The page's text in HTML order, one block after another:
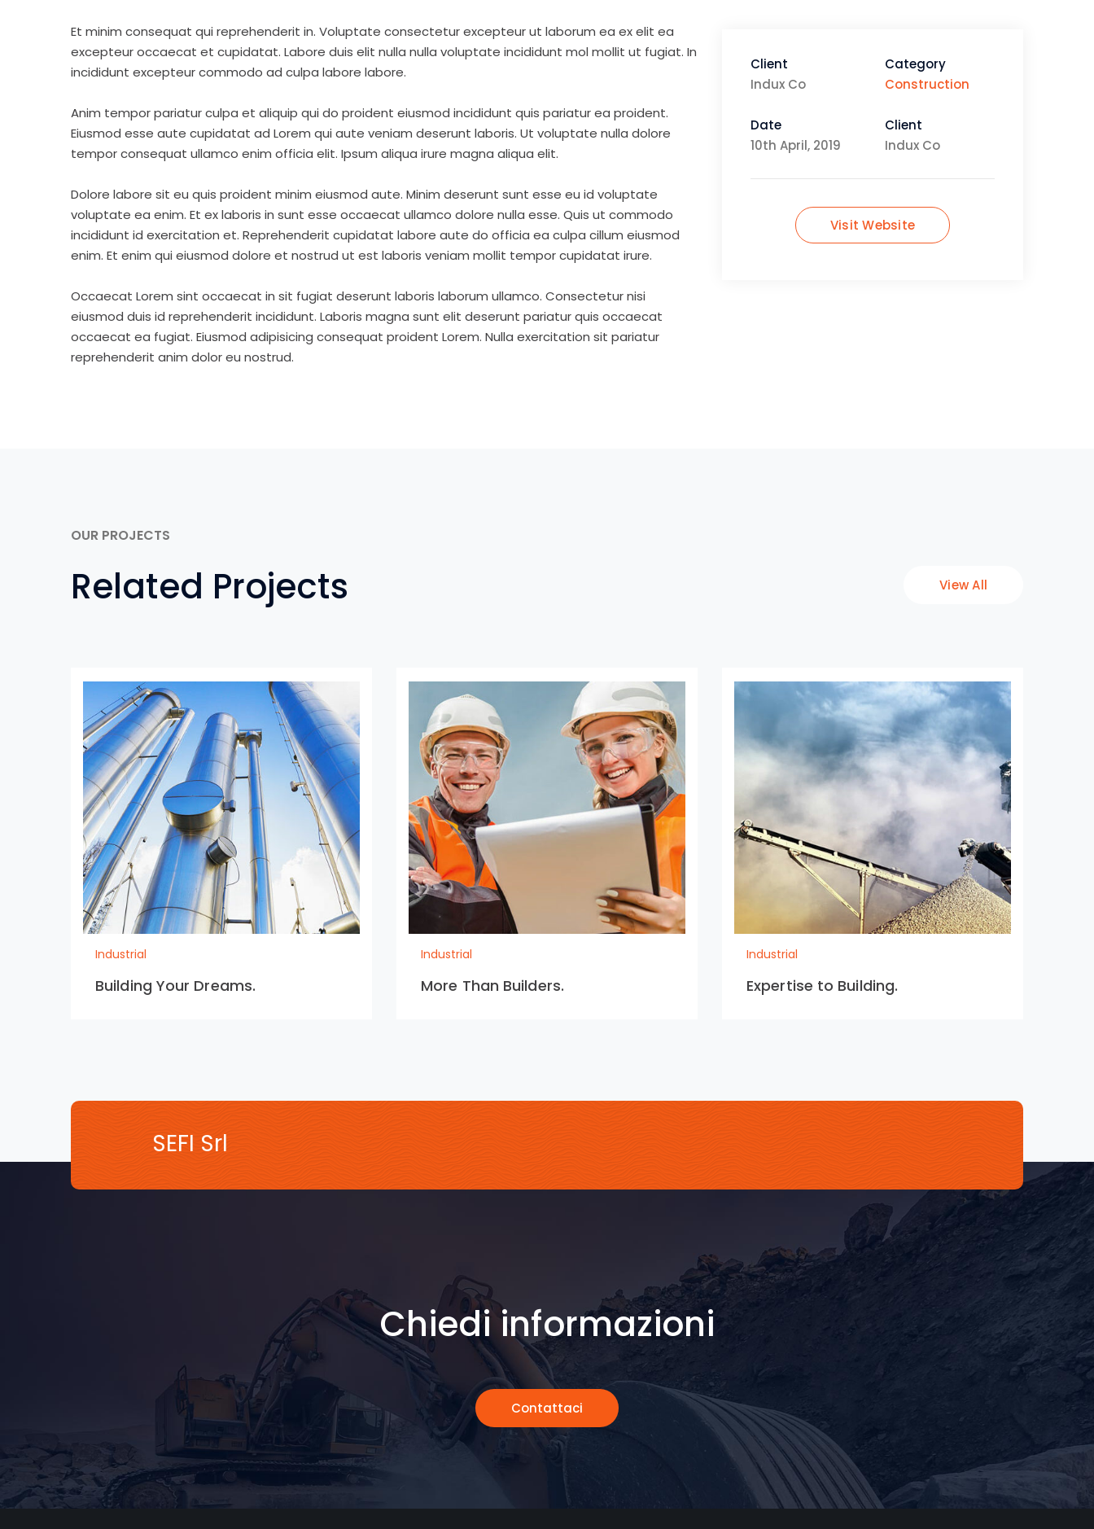
Et minim consequat qui reprehenderit in. Voluptate consectetur excepteur ut laborum ea ex elit ea
excepteur occaecat et cupidatat. Labore duis elit nulla nulla voluptate incididunt mol mollit ut fugiat. In
incididunt excepteur commodo ad culpa labore labore.
Anim tempor pariatur culpa et aliquip qui do proident eiusmod incididunt quis pariatur ea proident.
Eiusmod esse aute cupidatat ad Lorem qui aute veniam deserunt laboris. Ut voluptate nulla dolore
tempor consequat ullamco enim officia elit. Ipsum aliqua irure magna aliqua elit.
Dolore labore sit eu quis proident minim eiusmod aute. Minim deserunt sunt esse eu id voluptate
voluptate ea enim. Et ex laboris in sunt esse occaecat ullamco dolore nulla esse. Quis ut commodo
incididunt id exercitation et. Reprehenderit cupidatat labore aute do officia ea culpa cillum eiusmod
enim. Et enim qui eiusmod dolore et nostrud ut est laboris veniam mollit tempor cupidatat irure.
Occaecat Lorem sint occaecat in sit fugiat deserunt laboris laborum ullamco. Consectetur nisi
eiusmod duis id reprehenderit incididunt. Laboris magna sunt elit deserunt pariatur quis occaecat
occaecat ea fugiat. Eiusmod adipisicing consequat proident Lorem. Nulla exercitation sit pariatur
reprehenderit anim dolor eu nostrud.
Client
Indux Co
Category
Construction
Date
10th April, 2019
Client
Indux Co
Visit Website
OUR PROJECTS
Related Projects View All
Industrial
Building Your Dreams.
Industrial
More Than Builders.
Industrial
Expertise to Building.
SEFI Srl
Chiedi informazioni
Contattaci